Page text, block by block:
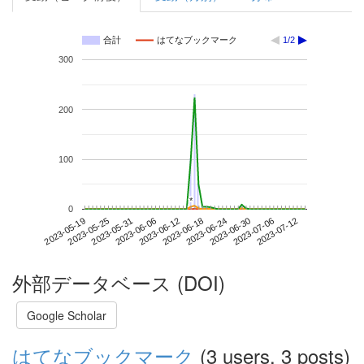
合計 はてなブックマーク 1/2
2023-05-192023-05-252023-05-312023-06-062023-06-122023-06-182023-06-242023-06-302023-07-062023-07-12
0
100
200
300
**
外部データベース (DOI)
Google Scholar
はてなブックマーク (3 users, 3 posts)